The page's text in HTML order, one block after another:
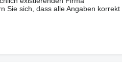
Sie sich, dass alle Angaben